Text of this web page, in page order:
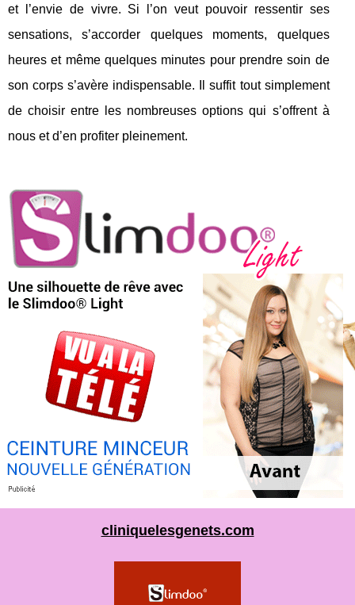
et l’envie de vivre. Si l’on veut pouvoir ressentir ses
sensations, s’accorder quelques moments, quelques
heures et même quelques minutes pour prendre soin de
son corps s’avère indispensable. Il suffit tout simplement
de choisir entre les nombreuses options qui s’offrent à
nous et d’en profiter pleinement.
cliniquelesgenets.com